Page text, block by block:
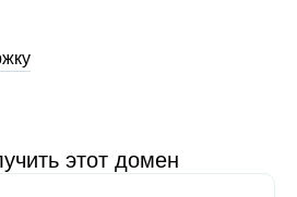
этот домен